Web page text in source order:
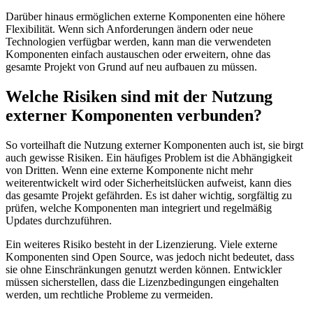
Darüber hinaus ermöglichen externe Komponenten eine höhere
Flexibilität. Wenn sich Anforderungen ändern oder neue
Technologien verfügbar werden, kann man die verwendeten
Komponenten einfach austauschen oder erweitern, ohne das
gesamte Projekt von Grund auf neu aufbauen zu müssen.
Welche Risiken sind mit der Nutzung
externer Komponenten verbunden?
So vorteilhaft die Nutzung externer Komponenten auch ist, sie birgt
auch gewisse Risiken. Ein häufiges Problem ist die Abhängigkeit
von Dritten. Wenn eine externe Komponente nicht mehr
weiterentwickelt wird oder Sicherheitslücken aufweist, kann dies
das gesamte Projekt gefährden. Es ist daher wichtig, sorgfältig zu
prüfen, welche Komponenten man integriert und regelmäßig
Updates durchzuführen.
Ein weiteres Risiko besteht in der Lizenzierung. Viele externe
Komponenten sind Open Source, was jedoch nicht bedeutet, dass
sie ohne Einschränkungen genutzt werden können. Entwickler
müssen sicherstellen, dass die Lizenzbedingungen eingehalten
werden, um rechtliche Probleme zu vermeiden.